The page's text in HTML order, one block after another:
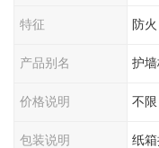
特征 防
产品别名 护墙
价格说明 不限
包装说明 纸